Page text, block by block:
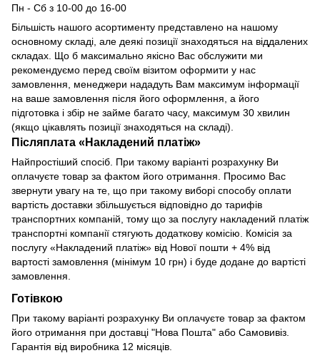
Пн - Сб з 10-00 до 16-00
Більшість нашого асортименту представлено на нашому
основному складі, але деякі позиції знаходяться на віддалених
складах. Що б максимально якісно Вас обслужити ми
рекомендуємо перед своїм візитом оформити у нас
замовлення, менеджери нададуть Вам максимум інформації
на ваше замовлення після його оформлення, а його
підготовка і збір не займе багато часу, максимум 30 хвилин
(якщо цікавлять позиції знаходяться на складі).
Післяплата «Накладений платіж»
Найпростіший спосіб. При такому варіанті розрахунку Ви
оплачуєте товар за фактом його отримання. Просимо Вас
звернути увагу на те, що при такому виборі способу оплати
вартість доставки збільшується відповідно до тарифів
транспортних компаній, тому що за послугу накладений платіж
транспортні компанії стягують додаткову комісію. Комісія за
послугу «Накладений платіж» від Нової пошти + 4% від
вартості замовлення (мінімум 10 грн) і буде додане до вартісті
замовлення.
Готівкою
При такому варіанті розрахунку Ви оплачуєте товар за фактом
його отримання при доставці "Нова Пошта" або Самовивіз.
Гарантія від виробника 12 місяців.